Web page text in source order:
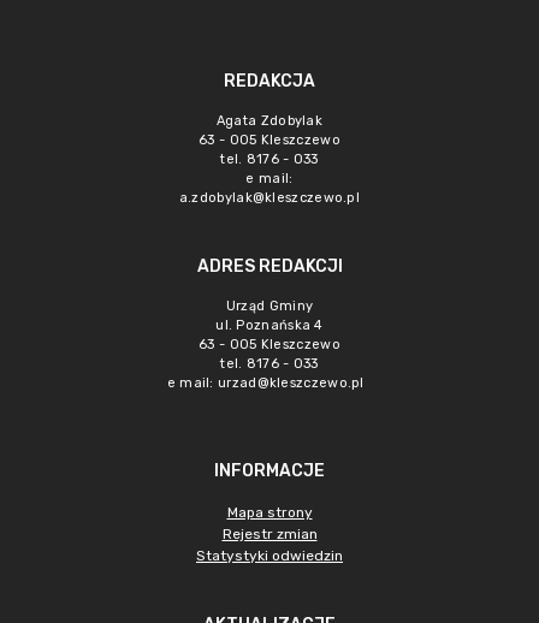
REDAKCJA
Agata Zdobylak
63 - 005 Kleszczewo
tel. 8176 - 033
e mail:
a.zdobylak@kleszczewo.pl
ADRES REDAKCJI
Urząd Gminy
ul. Poznańska 4
63 - 005 Kleszczewo
tel. 8176 - 033
e mail: urzad@kleszczewo.pl
INFORMACJE
Mapa strony
Rejestr zmian
Statystyki odwiedzin